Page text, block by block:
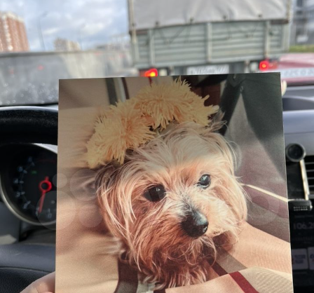
ПОДРОБНЕЕ
ПОДРОБНЕЕ
ПОДРОБНЕЕ
ПОДРОБНЕЕ
ПОДРОБНЕЕ